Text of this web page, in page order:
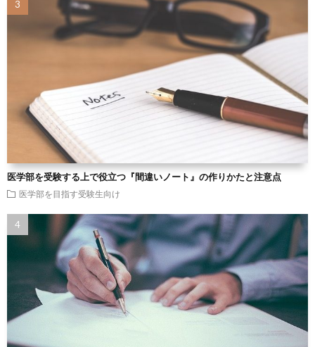
医学部を受験する上で役立つ『間違いノート』の作りかたと注意点
医学部を目指す受験生向け